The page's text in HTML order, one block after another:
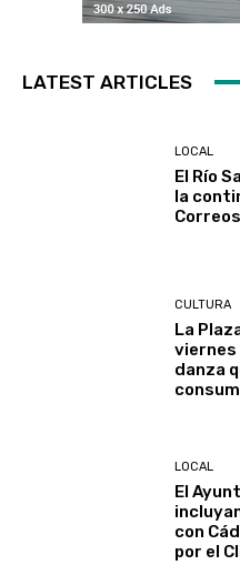
LATEST ARTICLES
LOCAL
El Río
la
Correos
CULTURA
La
viernes
danza
LOCAL
El
con
por el